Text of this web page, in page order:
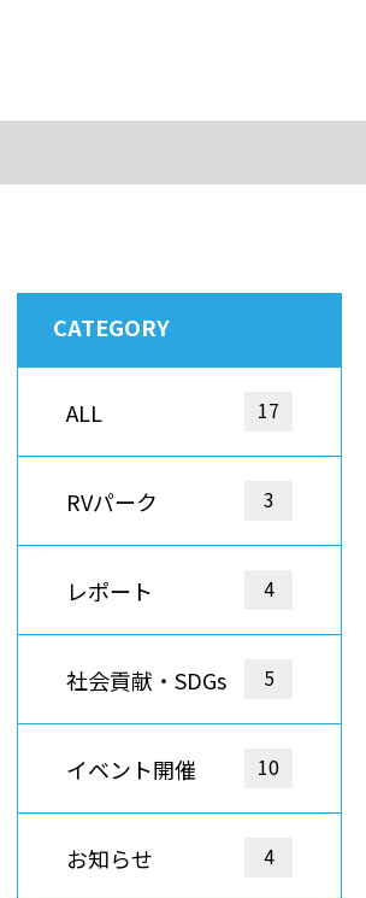
CATEGORY
ALL 17
RVパーク 3
レポート 4
社会貢献・SDGs 5
イベント開催 10
お知らせ 4